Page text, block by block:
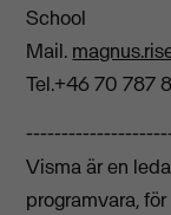
School
Mail.
Tel.+46 70 787
Visma är en
programvara,